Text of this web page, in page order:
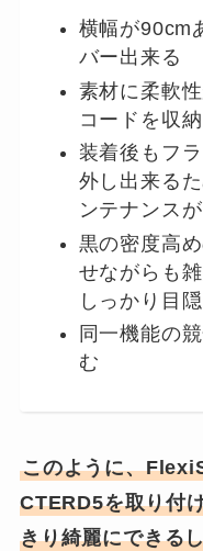
横幅が90cm
バー出来る
素材に柔軟
コードを収
装着後もフ
外し出来る
ンテナンス
黒の密度高
せながらも
しっかり目
同一機能の
む
このように、
CTERD5を取り付
きり綺麗にできる